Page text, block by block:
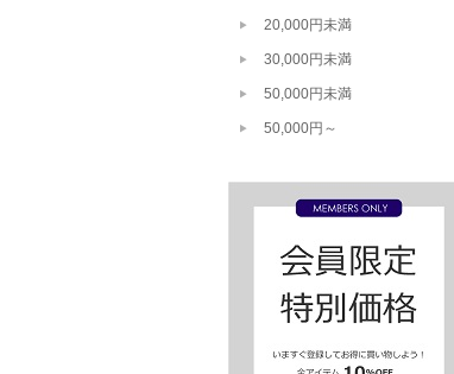
20,000円未満
30,000円未満
50,000円未満
50,000円～